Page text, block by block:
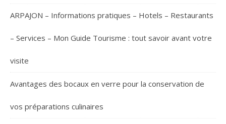
ARPAJON – Informations pratiques – Hotels – Restaurants
– Services – Mon Guide Tourisme : tout savoir avant votre
visite
Avantages des bocaux en verre pour la conservation de
vos préparations culinaires